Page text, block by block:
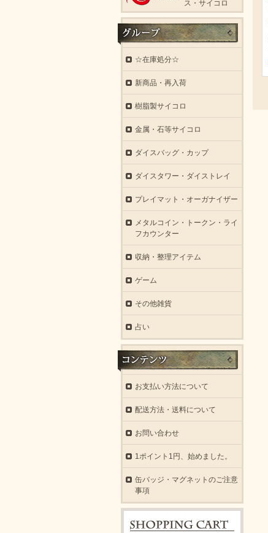
ス・サイコロ
☆在庫処分☆
新商品・再入荷
樹脂製サイコロ
金属・石等サイコロ
ダイスバッグ・カップ
ダイスタワー・ダイストレイ
プレイマット・オーガナイザー
メタルコイン・トークン・ライ
フカウンター
収納・整理アイテム
ゲーム
その他雑貨
占い
お支払い方法について
配送方法・送料について
お問い合わせ
1ポイント1円、始めました。
缶バッジ・マグネットのご注意
事項